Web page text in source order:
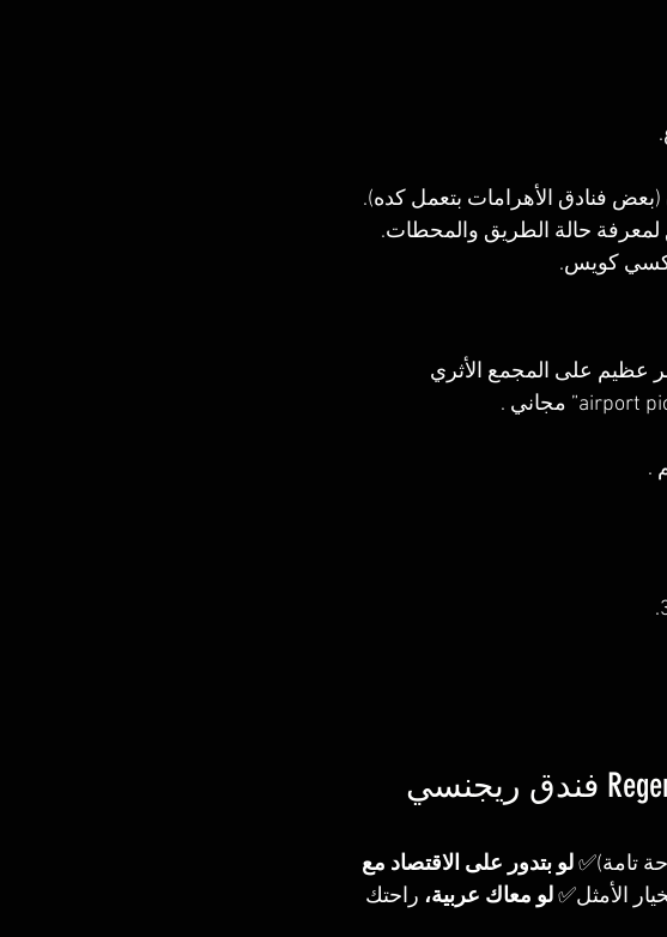
(بعض فنادق الأهرامات بتعمل كده).
٩. في الختام | إزاي اروح فندق Regency Pyramids فندق ريجنسي
تامة)✅ لو بتدور على الاقتصاد مع
لو معاك عربية، راحتك